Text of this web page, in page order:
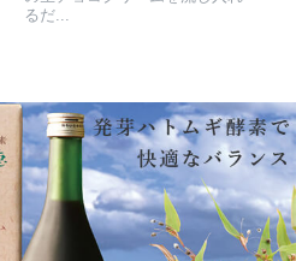
るだ...